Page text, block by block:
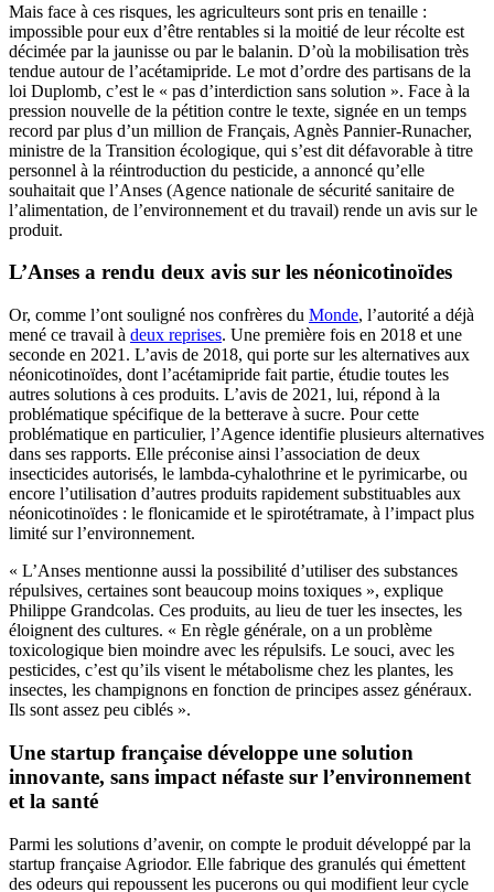
Mais face à ces risques, les agriculteurs sont pris en tenaille :
impossible pour eux d’être rentables si la moitié de leur récolte est
décimée par la jaunisse ou par le balanin. D’où la mobilisation très
tendue autour de l’acétamipride. Le mot d’ordre des partisans de la
loi Duplomb, c’est le « pas d’interdiction sans solution ». Face à la
pression nouvelle de la pétition contre le texte, signée en un temps
record par plus d’un million de Français, Agnès Pannier-Runacher,
ministre de la Transition écologique, qui s’est dit défavorable à titre
personnel à la réintroduction du pesticide, a annoncé qu’elle
souhaitait que l’Anses (Agence nationale de sécurité sanitaire de
l’alimentation, de l’environnement et du travail) rende un avis sur le
produit.
L’Anses a rendu deux avis sur les néonicotinoïdes
Or, comme l’ont souligné nos confrères du Monde, l’autorité a déjà
mené ce travail à deux reprises. Une première fois en 2018 et une
seconde en 2021. L’avis de 2018, qui porte sur les alternatives aux
néonicotinoïdes, dont l’acétamipride fait partie, étudie toutes les
autres solutions à ces produits. L’avis de 2021, lui, répond à la
problématique spécifique de la betterave à sucre. Pour cette
problématique en particulier, l’Agence identifie plusieurs alternatives
dans ses rapports. Elle préconise ainsi l’association de deux
insecticides autorisés, le lambda-cyhalothrine et le pyrimicarbe, ou
encore l’utilisation d’autres produits rapidement substituables aux
néonicotinoïdes : le flonicamide et le spirotétramate, à l’impact plus
limité sur l’environnement.
« L’Anses mentionne aussi la possibilité d’utiliser des substances
répulsives, certaines sont beaucoup moins toxiques », explique
Philippe Grandcolas. Ces produits, au lieu de tuer les insectes, les
éloignent des cultures. « En règle générale, on a un problème
toxicologique bien moindre avec les répulsifs. Le souci, avec les
pesticides, c’est qu’ils visent le métabolisme chez les plantes, les
insectes, les champignons en fonction de principes assez généraux.
Ils sont assez peu ciblés ».
Une startup française développe une solution
innovante, sans impact néfaste sur l’environnement
et la santé
Parmi les solutions d’avenir, on compte le produit développé par la
startup française Agriodor. Elle fabrique des granulés qui émettent
des odeurs qui repoussent les pucerons ou qui modifient leur cycle